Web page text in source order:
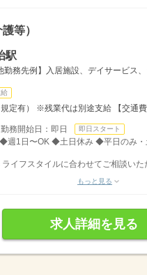
等）
駅
勤務先例】入居施設、デイサービス
定有） ※残業代は別途支給 【交通
開始日：即日 即日スタート
週1日〜OK ◆土日休み ◆平日のみ
ライフスタイルに合わせてご相談いた
もっと見る
求人詳細を見る